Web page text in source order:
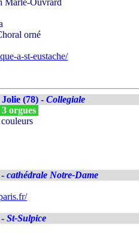
Marle-Ouvrard
orné
a-st-eustache/
(78) - Collegiale
orgues
cathédrale Notre-Dame
St-Sulpice